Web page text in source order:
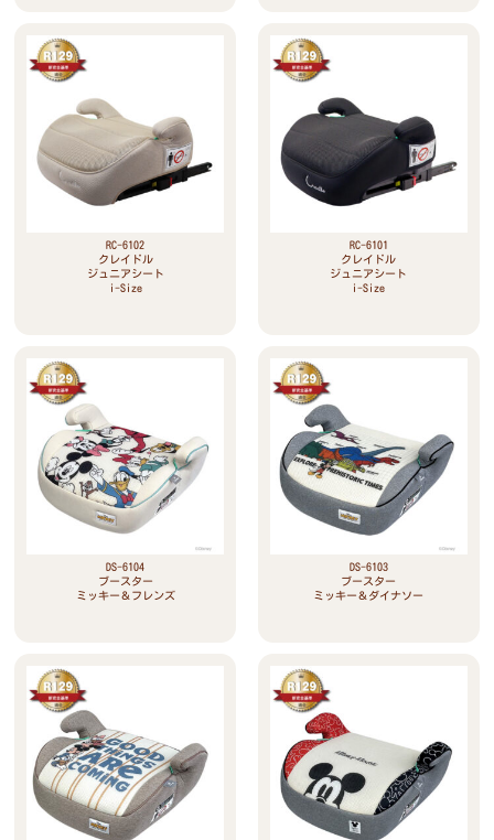
RC-6102
クレイドル
ジュニアシート
i-Size
RC-6101
クレイドル
ジュニアシート
i-Size
DS-6104
ブースター
ミッキー＆フレンズ
DS-6103
ブースター
ミッキー＆ダイナソー